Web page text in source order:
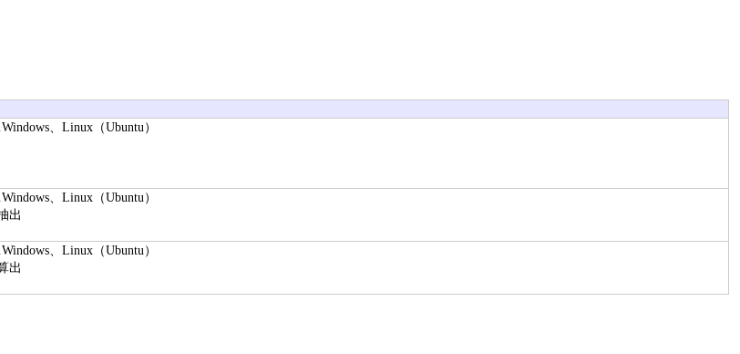
、Linux（Ubuntu）
、Linux（Ubuntu）
出
、Linux（Ubuntu）
出